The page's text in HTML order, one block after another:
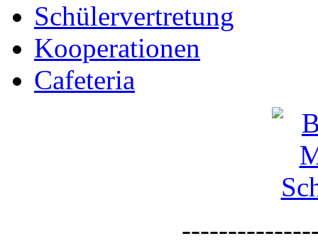
Schülervertretung
Kooperationen
Cafeteria